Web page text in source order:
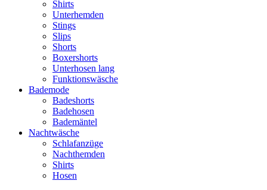
Shirts
Unterhemden
Stings
Slips
Shorts
Boxershorts
Unterhosen lang
Funktionswäsche
Bademode
Badeshorts
Badehosen
Bademäntel
Nachtwäsche
Schlafanzüge
Nachthemden
Shirts
Hosen